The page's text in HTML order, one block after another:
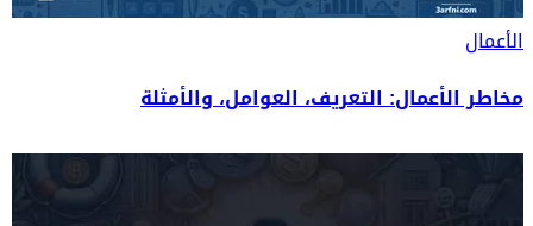
الأعمال
مخاطر الأعمال: التعريف، العوامل، والأمثلة